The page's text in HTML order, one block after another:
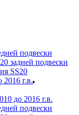
подвески
задней подвески
SS20
2016 г.в.
до 2016 г.в.
подвески